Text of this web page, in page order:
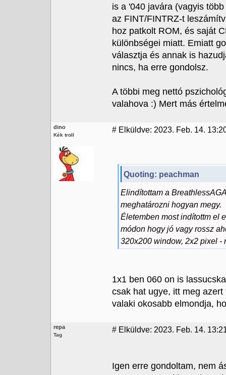
is a '040 javára (vagyis
az FINT/FINTRZ-t
hoz patkolt ROM, és saját
különbségei miatt. Emiatt
választja és annak is
nincs, ha erre gondolsz.
A többi meg nettó
valahova :) Mert más
dino
Kék troll
# Elküldve: 2023. Feb. 14.
Quoting: peachman
Elindítottam a
meghatározni hogyan megy.
Életemben most indítottm el
módon hogy jó vagy rossz
320x200 window, 2x2 pixel -
1x1 ben 060 on is
csak hat ugye, itt meg
valaki okosabb elmondja,
repa
Tag
# Elküldve: 2023. Feb. 14.
Igen erre gondoltam, nem